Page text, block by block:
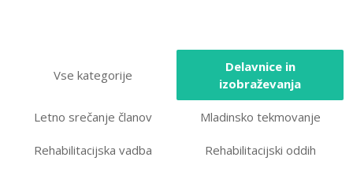
Vse kategorije
Delavnice in
izobraževanja
Letno srečanje članov Mladinsko tekmovanje
Rehabilitacijska vadba Rehabilitacijski oddih